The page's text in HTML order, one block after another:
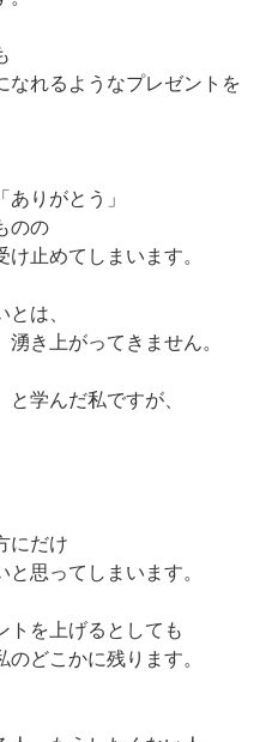
なれるようなプレゼントを
りがとう」
のの
止めてしまいます。
は、
き上がってきません。
と学んだ私ですが、
にだけ
思ってしまいます。
トを上げるとしても
のどこかに残ります。